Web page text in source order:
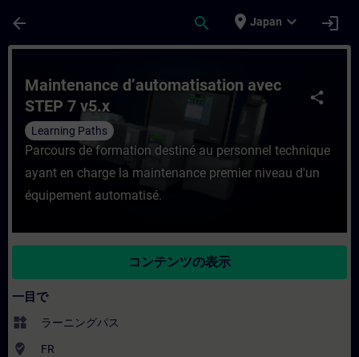
arrow_back search place Japan expand_more login
share
Maintenance d’automatisation avec
STEP 7 v5.x
Learning Paths
Parcours de formation destiné au personnel technique
ayant en charge la maintenance premier niveau d'un
équipement automatisé.
コンテンツの表示
一目で
widgets ラーニングパス
where_to_vote FR